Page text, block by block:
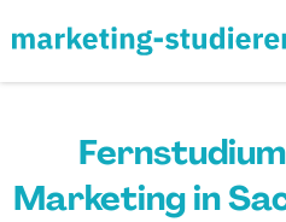
Marketing in